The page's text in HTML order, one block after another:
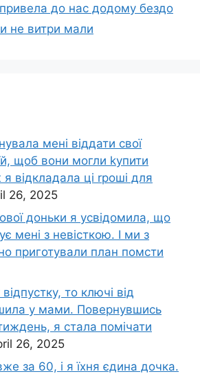
до нас додому бездо
не витри мали
мені віддати свої
щоб вони могли kупити
відкладала ці rроші для
26, 2025
доньки я усвідомила, що
мені з невісткою. І ми з
приготували план помсти
то ключі від
у мами. Повернувшись
я стала помічати
26, 2025
за 60, і я їхня єдина дочка.